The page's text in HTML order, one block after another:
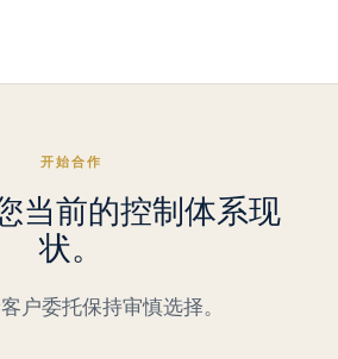
开始合作
当前的控制体系现
状。
户委托保持审慎选择。